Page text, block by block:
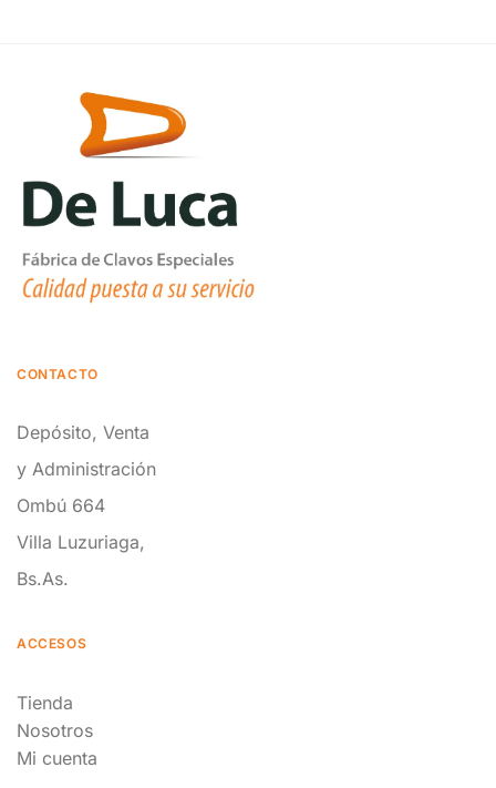
CONTACTO
Depósito, Venta
y Administración
Ombú 664
Villa Luzuriaga,
Bs.As.
ACCESOS
Tienda
Nosotros
Mi cuenta